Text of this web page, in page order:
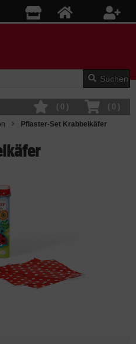
Suchen
( 0 )
( 0 )
Pflaster-Set Krabbelkäfer